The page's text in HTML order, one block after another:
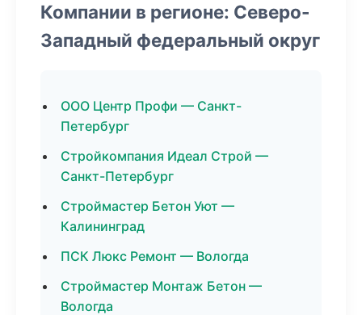
Компании в регионе: Северо-
Западный федеральный округ
ООО Центр Профи — Санкт-
Петербург
Стройкомпания Идеал Строй —
Санкт-Петербург
Строймастер Бетон Уют —
Калининград
ПСК Люкс Ремонт — Вологда
Строймастер Монтаж Бетон —
Вологда